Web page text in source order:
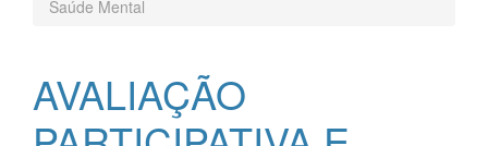
Saúde Mental
AVALIAÇÃO